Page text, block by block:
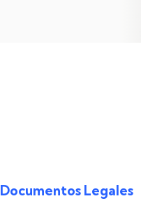
Documentos Legales